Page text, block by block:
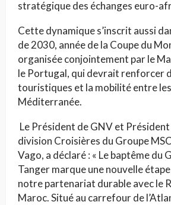
stratégique des échanges euro-
Cette dynamique s’inscrit aussi
de 2030, année de la Coupe du
organisée conjointement par le
le Portugal, qui devrait renforcer
touristiques et la mobilité entre
Méditerranée.
Le Président de GNV et
division Croisières du Groupe
Vago, a déclaré : « Le baptême du
Tanger marque une nouvelle
notre partenariat durable avec le
Maroc. Situé au carrefour de